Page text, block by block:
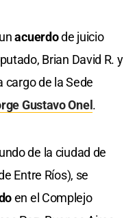
acuerdode juicio
Brian David R. y
de la Sede
Gustavo Onel.
de la ciudad de
Entre Ríos), se
en el Complejo